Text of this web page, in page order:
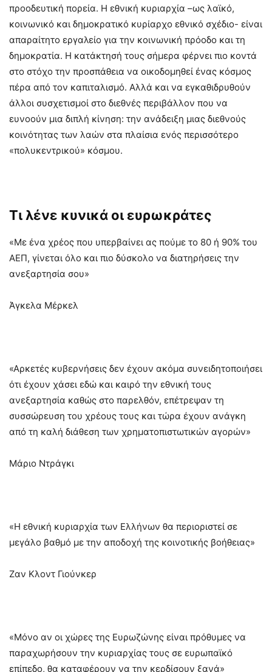
προοδευτική πορεία. Η εθνική κυριαρχία –ως λαϊκό,
κοινωνικό και δημοκρατικό κυρίαρχο εθνικό σχέδιο- είναι
απαραίτητο εργαλείο για την κοινωνική πρόοδο και τη
δημοκρατία. Η κατάκτησή τους σήμερα φέρνει πιο κοντά
στο στόχο την προσπάθεια να οικοδομηθεί ένας κόσμος
πέρα από τον καπιταλισμό. Αλλά και να εγκαθιδρυθούν
άλλοι συσχετισμοί στο διεθνές περιβάλλον που να
ευνοούν μια διπλή κίνηση: την ανάδειξη μιας διεθνούς
κοινότητας των λαών στα πλαίσια ενός περισσότερο
«πολυκεντρικού» κόσμου.
Τι λένε κυνικά οι ευρωκράτες
«Με ένα χρέος που υπερβαίνει ας πούμε το 80 ή 90% του
ΑΕΠ, γίνεται όλο και πιο δύσκολο να διατηρήσεις την
ανεξαρτησία σου»
Άγκελα Μέρκελ
«Αρκετές κυβερνήσεις δεν έχουν ακόμα συνειδητοποιήσει
ότι έχουν χάσει εδώ και καιρό την εθνική τους
ανεξαρτησία καθώς στο παρελθόν, επέτρεψαν τη
συσσώρευση του χρέους τους και τώρα έχουν ανάγκη
από τη καλή διάθεση των χρηματοπιστωτικών αγορών»
Μάριο Ντράγκι
«Η εθνική κυριαρχία των Ελλήνων θα περιοριστεί σε
μεγάλο βαθμό με την αποδοχή της κοινοτικής βοήθειας»
Ζαν Κλοντ Γιούνκερ
«Μόνο αν οι χώρες της Ευρωζώνης είναι πρόθυμες να
παραχωρήσουν την κυριαρχίας τους σε ευρωπαϊκό
επίπεδο, θα καταφέρουν να την κερδίσουν ξανά»